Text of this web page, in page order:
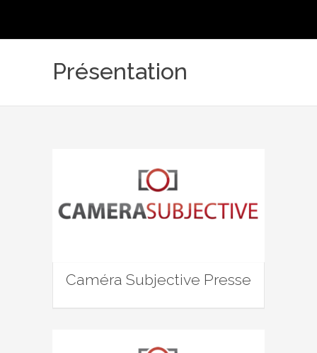
Présentation
Caméra Subjective Presse